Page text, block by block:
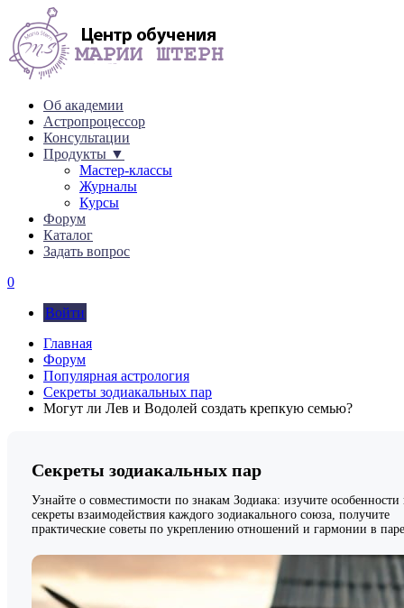
Об академии
Астропроцессор
Консультации
Продукты ▼
Мастер-классы
Журналы
Курсы
Форум
Каталог
Задать вопрос
0
Войти
Главная
Форум
Популярная астрология
Секреты зодиакальных пар
Могут ли Лев и Водолей создать крепкую семью?
Секреты зодиакальных пар
Узнайте о совместимости по знакам Зодиака: изучите особенности
секреты взаимодействия каждого зодиакального союза, получите
практические советы по укреплению отношений и гармонии в